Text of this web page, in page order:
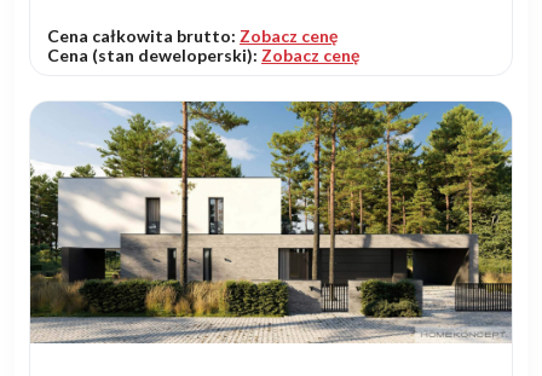
Cena całkowita brutto: Zobacz cenę
Cena (stan deweloperski): Zobacz cenę